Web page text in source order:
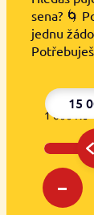
sena? 🌀
jednu
15
–
1 000 Kč